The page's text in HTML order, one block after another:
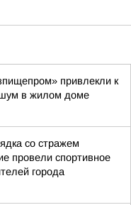
привлекли к
шум в жилом доме
со стражем
провели спортивное
города